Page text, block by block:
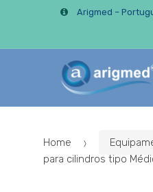
Arigmed –
Home
para cilindros tipo